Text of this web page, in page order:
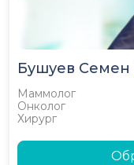
Бушуев
Маммолог
Онколог
Хирург